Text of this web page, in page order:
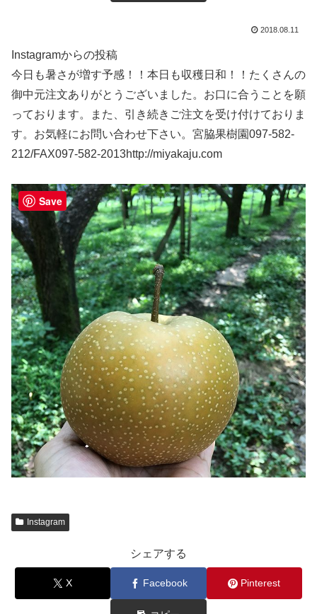
2018.08.11
Instagramからの投稿
今日も暑さが増す予感！！本日も収穫日和！！たくさんの
御中元注文ありがとうございました。お口に合うことを願
っております。また、引き続きご注文を受け付けておりま
す。お気軽にお問い合わせ下さい。宮脇果樹園097-582-
212/FAX097-582-2013http://miyakaju.com
Instagram
シェアする
X Facebook Pinterest
Save